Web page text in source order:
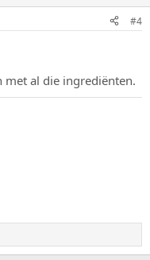
#4
met al die ingrediënten.